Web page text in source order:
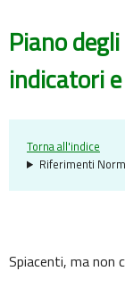
Piano degli
indicatori
Torna all'indice
Riferimenti
Spiacenti, ma non